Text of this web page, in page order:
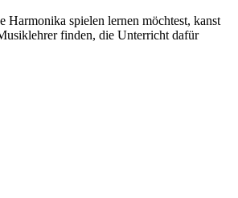
Harmonika spielen lernen möchtest, kanst
finden, die Unterricht dafür